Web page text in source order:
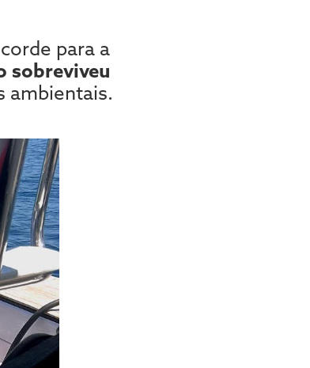
para a
sobreviveu
ambientais.